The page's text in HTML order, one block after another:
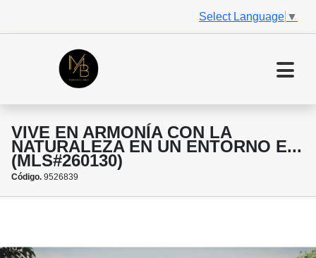
Select Language ▼
VIVE EN ARMONÍA CON LA
NATURALEZA EN UN ENTORNO E...
(MLS#260130)
Código. 9526839